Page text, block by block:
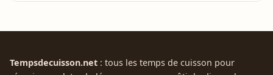
Tempsdecuisson.net : tous les temps de cuisson pour